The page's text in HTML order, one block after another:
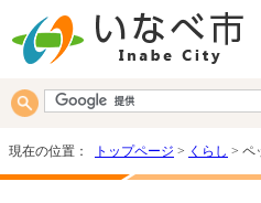
現在の位置： トップページ > くらし > ペ